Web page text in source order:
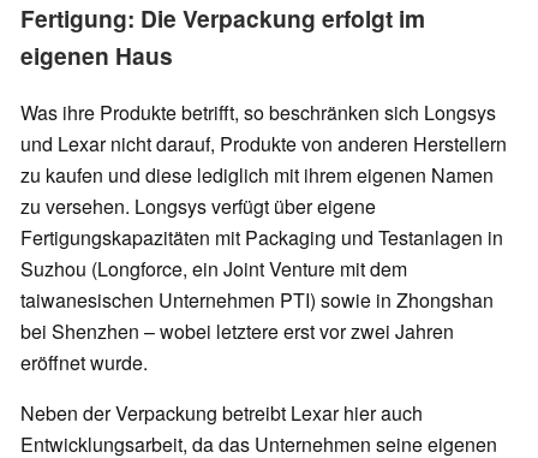
Fertigung: Die Verpackung erfolgt im
eigenen Haus
Was ihre Produkte betrifft, so beschränken sich Longsys
und Lexar nicht darauf, Produkte von anderen Herstellern
zu kaufen und diese lediglich mit ihrem eigenen Namen
zu versehen. Longsys verfügt über eigene
Fertigungskapazitäten mit Packaging und Testanlagen in
Suzhou (Longforce, ein Joint Venture mit dem
taiwanesischen Unternehmen PTI) sowie in Zhongshan
bei Shenzhen – wobei letztere erst vor zwei Jahren
eröffnet wurde.
Neben der Verpackung betreibt Lexar hier auch
Entwicklungsarbeit, da das Unternehmen seine eigenen